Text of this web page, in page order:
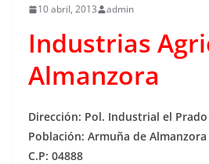
10 abril, 2013 admin
Industrias
Almanzora
Dirección: Pol. Industrial el
Población: Armuña de Almanzora
C.P: 04888